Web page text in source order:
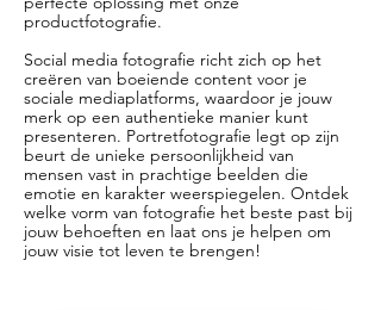
productfotografie.
Social media fotografie richt zich op het
creëren van boeiende content voor je
sociale mediaplatforms, waardoor je jouw
merk op een authentieke manier kunt
presenteren. Portretfotografie legt op zijn
beurt de unieke persoonlijkheid van
mensen vast in prachtige beelden die
emotie en karakter weerspiegelen. Ontdek
welke vorm van fotografie het beste past bij
jouw behoeften en laat ons je helpen om
jouw visie tot leven te brengen!